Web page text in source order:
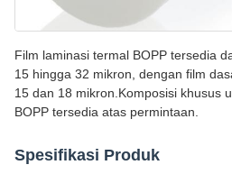
Film laminasi termal BOPP tersedia
15 hingga 32 mikron, dengan film
15 dan 18 mikron.Komposisi khusus
BOPP tersedia atas permintaan.
Spesifikasi Produk